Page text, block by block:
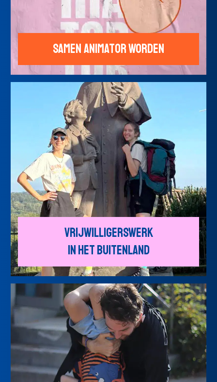
Samen animator worden
Vrijwilligers­werk
in het buitenland